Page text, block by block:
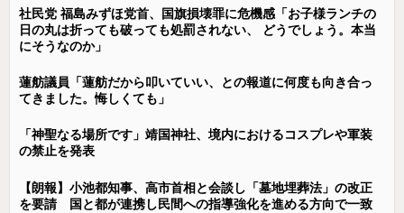
社民党 福島みずほ党首、国旗損壊罪に危機感「お子様ランチの
日の丸は折っても破っても処罰されない、 どうでしょう。本当
にそうなのか」
蓮舫議員「蓮舫だから叩いていい、との報道に何度も向き合っ
てきました。悔しくても」
「神聖なる場所です」靖国神社、境内におけるコスプレや軍装
の禁止を発表
【朗報】小池都知事、高市首相と会談し「墓地埋葬法」の改正
を要請 国と都が連携し民間への指導強化を進める方向で一致